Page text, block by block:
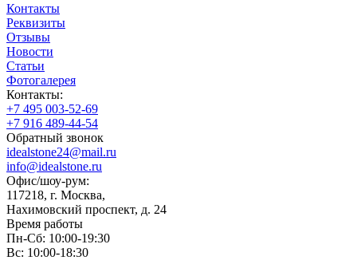
Контакты
Реквизиты
Отзывы
Новости
Статьи
Фотогалерея
Контакты:
+7 495 003-52-69
+7 916 489-44-54
Обратный звонок
idealstone24@mail.ru
info@idealstone.ru
Офис/шоу-рум:
117218, г. Москва,
Нахимовский проспект, д. 24
Время работы
Пн-Сб: 10:00-19:30
Вс: 10:00-18:30